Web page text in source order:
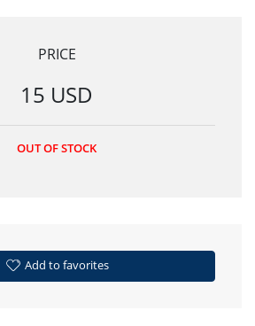
PRICE
15 USD
OUT OF STOCK
Add to favorites